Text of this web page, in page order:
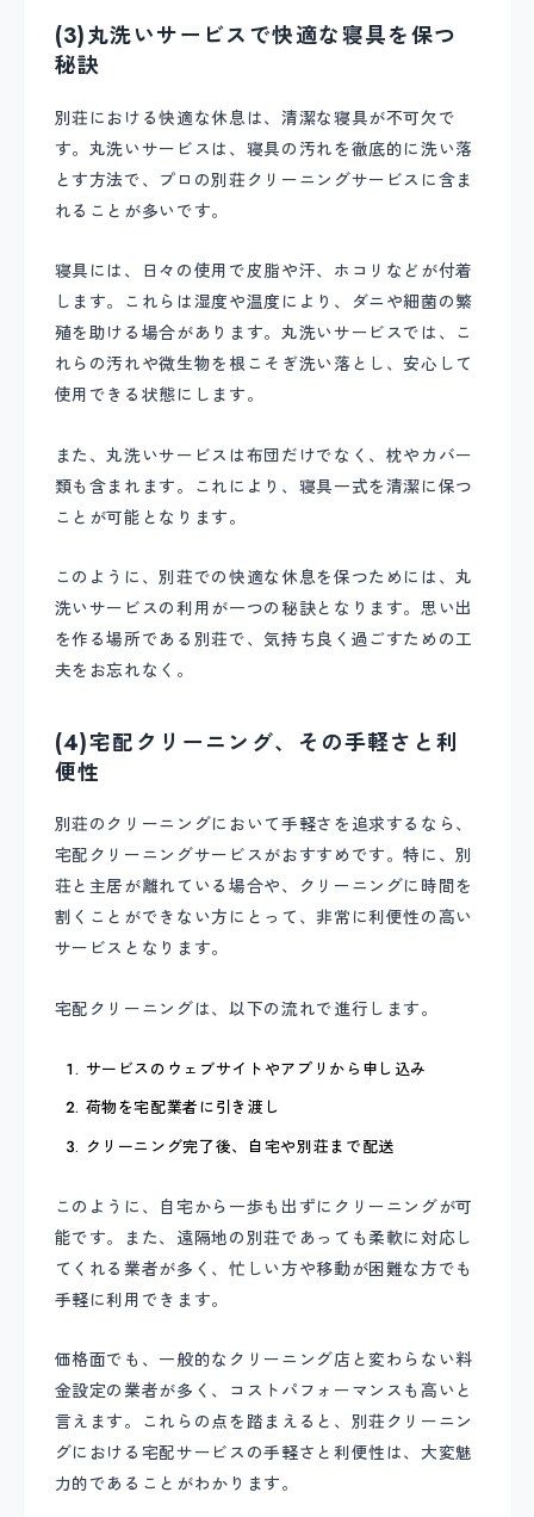
(3)丸洗いサービスで快適な寝具を保つ
秘訣
別荘における快適な休息は、清潔な寝具が不可欠で
す。丸洗いサービスは、寝具の汚れを徹底的に洗い落
とす方法で、プロの別荘クリーニングサービスに含ま
れることが多いです。
寝具には、日々の使用で皮脂や汗、ホコリなどが付着
します。これらは湿度や温度により、ダニや細菌の繁
殖を助ける場合があります。丸洗いサービスでは、こ
れらの汚れや微生物を根こそぎ洗い落とし、安心して
使用できる状態にします。
また、丸洗いサービスは布団だけでなく、枕やカバー
類も含まれます。これにより、寝具一式を清潔に保つ
ことが可能となります。
このように、別荘での快適な休息を保つためには、丸
洗いサービスの利用が一つの秘訣となります。思い出
を作る場所である別荘で、気持ち良く過ごすための工
夫をお忘れなく。
(4)宅配クリーニング、その手軽さと利
便性
別荘のクリーニングにおいて手軽さを追求するなら、
宅配クリーニングサービスがおすすめです。特に、別
荘と主居が離れている場合や、クリーニングに時間を
割くことができない方にとって、非常に利便性の高い
サービスとなります。
宅配クリーニングは、以下の流れで進行します。
サービスのウェブサイトやアプリから申し込み
荷物を宅配業者に引き渡し
クリーニング完了後、自宅や別荘まで配送
このように、自宅から一歩も出ずにクリーニングが可
能です。また、遠隔地の別荘であっても柔軟に対応し
てくれる業者が多く、忙しい方や移動が困難な方でも
手軽に利用できます。
価格面でも、一般的なクリーニング店と変わらない料
金設定の業者が多く、コストパフォーマンスも高いと
言えます。これらの点を踏まえると、別荘クリーニン
グにおける宅配サービスの手軽さと利便性は、大変魅
力的であることがわかります。